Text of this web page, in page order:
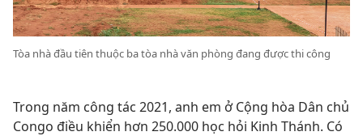
Tòa nhà đầu tiên thuộc ba tòa nhà văn phòng đang được thi công
Trong năm công tác 2021, anh em ở Cộng hòa Dân chủ
Congo điều khiển hơn 250.000 học hỏi Kinh Thánh. Có